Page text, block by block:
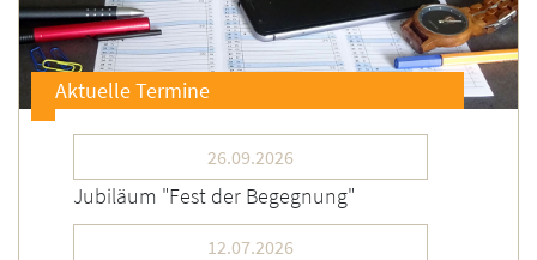
Aktuelle Termine
26.09.2026
Jubiläum "Fest der Begegnung"
12.07.2026